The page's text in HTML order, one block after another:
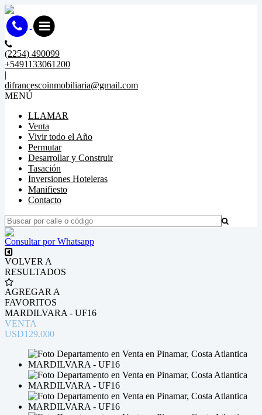
(2254) 490099
+5491133061200
|
difrancescoinmobiliaria@gmail.com
MENÚ
LLAMAR
Venta
Vivir todo el Año
Permutar
Desarrollar y Construir
Tasación
Inversiones Hoteleras
Manifiesto
Contacto
Consultar por Whatsapp
VOLVER A
RESULTADOS
AGREGAR A
FAVORITOS
MARDILVARA - UF16
VENTA
USD129.000